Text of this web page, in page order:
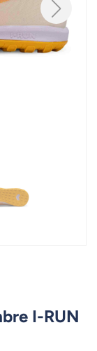
I-RUN